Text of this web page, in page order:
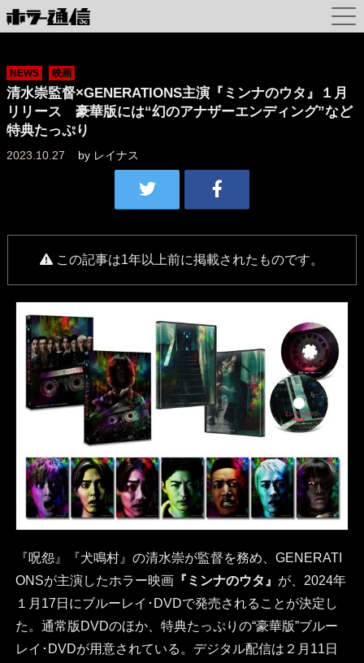
NEWS 映画
清水崇監督×GENERATIONS主演『ミンナのウタ』１月
リリース 豪華版には“幻のアナザーエンディング”など
特典たっぷり
2023.10.27 by レイナス
この記事は1年以上前に掲載されたものです。
『呪怨』『犬鳴村』の清水崇が監督を務め、GENERATI
ONSが主演したホラー映画『ミンナのウタ』 が、2024年
１月17日にブルーレイ･DVDで発売されることが決定し
た。通常版DVDのほか、特典たっぷりの“豪華版”ブルー
レイ･DVDが用意されている。デジタル配信は２月11日